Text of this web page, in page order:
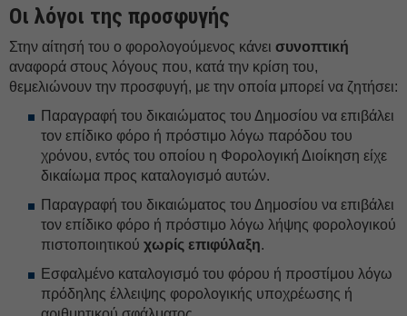
Οι λόγοι της προσφυγής
Στην αίτησή του ο φορολογούμενος κάνει συνοπτική
αναφορά στους λόγους που, κατά την κρίση του,
θεμελιώνουν την προσφυγή, με την οποία μπορεί να ζητήσει:
Παραγραφή του δικαιώματος του Δημοσίου να επιβάλει
τον επίδικο φόρο ή πρόστιμο λόγω παρόδου του
χρόνου, εντός του οποίου η Φορολογική Διοίκηση είχε
δικαίωμα προς καταλογισμό αυτών.
Παραγραφή του δικαιώματος του Δημοσίου να επιβάλει
τον επίδικο φόρο ή πρόστιμο λόγω λήψης φορολογικού
πιστοποιητικού χωρίς επιφύλαξη.
Εσφαλμένο καταλογισμό του φόρου ή προστίμου λόγω
πρόδηλης έλλειψης φορολογικής υποχρέωσης ή